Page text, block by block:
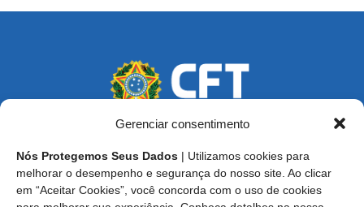
Gerenciar consentimento
Nós Protegemos Seus Dados | Utilizamos cookies para
melhorar o desempenho e segurança do nosso site. Ao clicar
em “Aceitar Cookies”, você concorda com o uso de cookies
Endereço: SCS, Quadra 02, Bloco D, Ed. Oscar Niemeyer,
9º Andar CEP 70.316-900 - Brasília/DF